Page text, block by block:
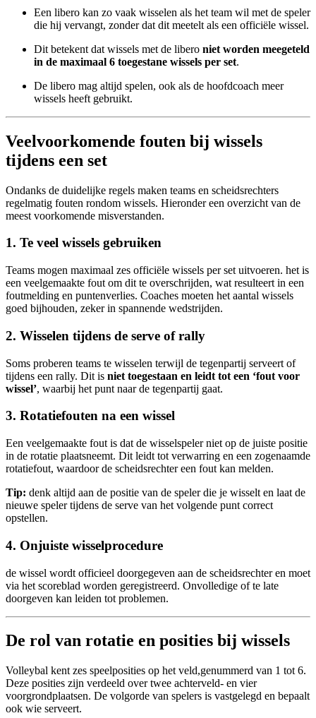
Een libero kan zo vaak wisselen als het team wil met de speler
die hij vervangt, zonder dat dit meetelt als een officiële wissel.
Dit betekent dat wissels met de libero niet worden meegeteld
in de maximaal 6 toegestane wissels per set.
De libero mag altijd spelen, ook als de hoofdcoach meer
wissels heeft gebruikt.
Veelvoorkomende fouten bij wissels
tijdens een set
Ondanks de duidelijke regels maken teams en scheidsrechters
regelmatig fouten rondom wissels. Hieronder een overzicht van de
meest voorkomende misverstanden.
1. Te veel wissels gebruiken
Teams mogen maximaal zes officiële wissels per set uitvoeren. het is
een veelgemaakte fout om dit te overschrijden, wat resulteert in een
foutmelding en puntenverlies. Coaches moeten het aantal wissels
goed bijhouden, zeker in spannende wedstrijden.
2. Wisselen tijdens de serve of rally
Soms proberen teams te wisselen terwijl de tegenpartij serveert of
tijdens een rally. Dit is niet toegestaan en leidt tot een ‘fout voor
wissel’, waarbij het punt naar de tegenpartij gaat.
3. Rotatiefouten na een wissel
Een veelgemaakte fout is dat de wisselspeler niet op de juiste positie
in de rotatie plaatsneemt. Dit leidt tot verwarring en een zogenaamde
rotatiefout, waardoor de scheidsrechter een fout kan melden.
Tip: denk altijd aan de positie van de speler die je wisselt en laat de
nieuwe speler tijdens de serve van het volgende punt correct
opstellen.
4. Onjuiste wisselprocedure
de wissel wordt officieel doorgegeven aan de scheidsrechter en moet
via het scoreblad worden geregistreerd. Onvolledige of te late
doorgeven kan leiden tot problemen.
De rol van rotatie en posities bij wissels
Volleybal kent zes speelposities op het veld,genummerd van 1 tot 6.
Deze posities zijn verdeeld over twee achterveld- en vier
voorgrondplaatsen. De volgorde van spelers is vastgelegd en bepaalt
ook wie serveert.